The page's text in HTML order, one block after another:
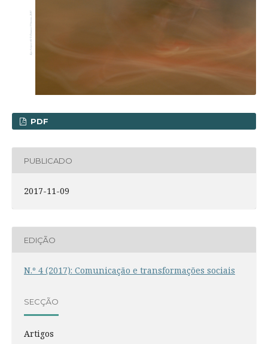
PDF
PUBLICADO
2017-11-09
EDIÇÃO
N.º 4 (2017): Comunicação e transformações sociais
SECÇÃO
Artigos